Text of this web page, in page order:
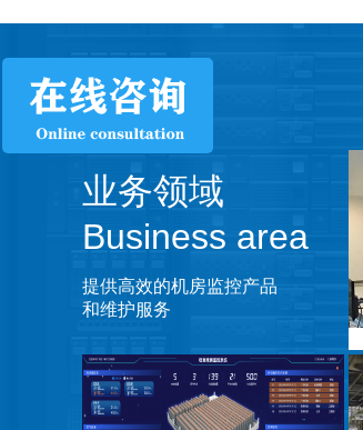
业务领域
Business area
提供高效的机房监控产品
和维护服务